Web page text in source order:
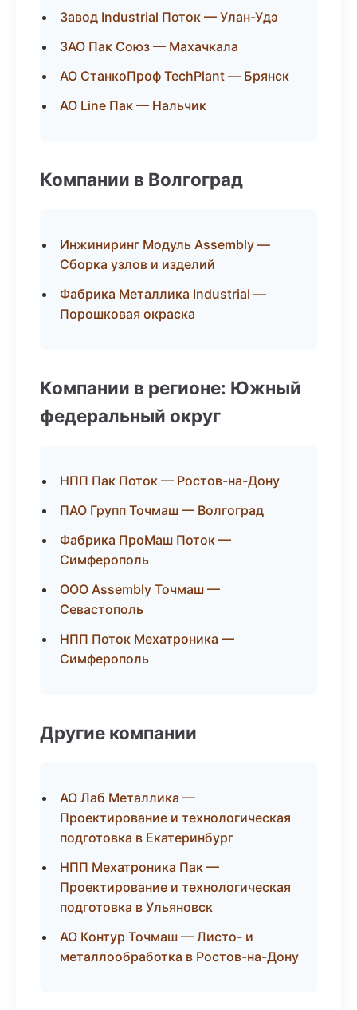
Завод Industrial Поток — Улан-Удэ
ЗАО Пак Союз — Махачкала
АО СтанкоПроф TechPlant — Брянск
АО Line Пак — Нальчик
Компании в Волгоград
Инжиниринг Модуль Assembly —
Сборка узлов и изделий
Фабрика Металлика Industrial —
Порошковая окраска
Компании в регионе: Южный
федеральный округ
НПП Пак Поток — Ростов-на-Дону
ПАО Групп Точмаш — Волгоград
Фабрика ПроМаш Поток —
Симферополь
ООО Assembly Точмаш —
Севастополь
НПП Поток Мехатроника —
Симферополь
Другие компании
АО Лаб Металлика —
Проектирование и технологическая
подготовка в Екатеринбург
НПП Мехатроника Пак —
Проектирование и технологическая
подготовка в Ульяновск
АО Контур Точмаш — Листо- и
металлообработка в Ростов-на-Дону